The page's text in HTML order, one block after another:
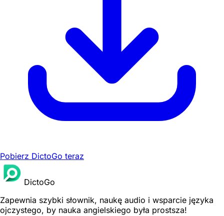
Pobierz DictoGo teraz
DictoGo
Zapewnia szybki słownik, naukę audio i wsparcie języka
ojczystego, by nauka angielskiego była prostsza!